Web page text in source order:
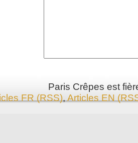
Paris Crêpes est
FR (RSS), Articles EN